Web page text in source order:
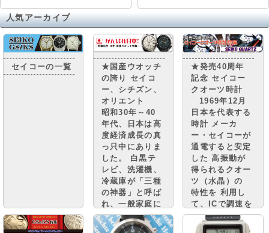
人気アーカイブ
セイコーの一覧
★国産ウオッチ
の誇り セイコ
ー、シチズン、
オリエント
昭和30年～40
年代、日本は高
度経済成長の真
っ只中にありま
した。 白黒テ
レビ、洗濯機、
冷蔵庫が「三種
の神器」と呼ば
れ、一般家庭に
普及。 街には
小さな憧れのマ
★発売40周年
記念 セイコー
クオーツ時計
1969年12月
日本を代表する
時計 メーカ
ー・セイコーが
通電すると安定
した 高振動が
得られるクオー
ツ（水晶）の
特性を 利用し
て、ICで調速を
行い、モーター
で針を動かす